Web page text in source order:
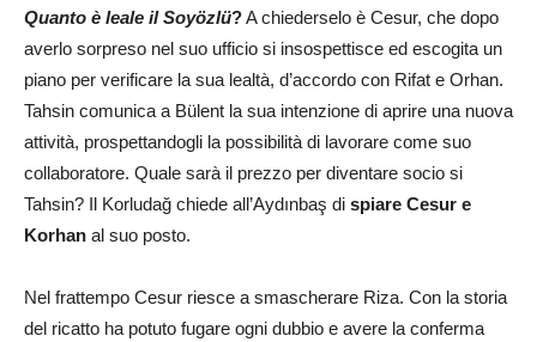
Quanto è leale il Soyözlü?A chiederselo è Cesur, che dopo
averlo sorpreso nel suo ufficio si insospettisce ed escogita un
piano per verificare la sua lealtà, d’accordo con Rifat e Orhan.
Tahsin comunica a Bülent la sua intenzione di aprire una nuova
attività, prospettandogli la possibilità di lavorare come suo
collaboratore. Quale sarà il prezzo per diventare socio si
Tahsin? Il Korludağ chiede all’Aydınbaş di spiare Cesur e
Korhan al suo posto.
Nel frattempo Cesur riesce a smascherare Riza. Con la storia
del ricatto ha potuto fugare ogni dubbio e avere la conferma